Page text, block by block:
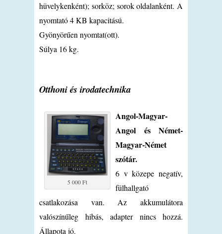
hüvelykenként); sorköz; sorok oldalanként. A
nyomtató 4 KB kapacitású.
Gyönyörűen nyomtat(ott).
Súlya 16 kg.
Otthoni és irodatechnika
5 000 Ft
Angol-Magyar-
Angol és Német-
Magyar-Német
szótár.
6 v közepe negatív,
fülhallgató
csatlakozása van. Az akkumulátora
valószínűleg hibás, adapter nincs hozzá.
Állapota jó.